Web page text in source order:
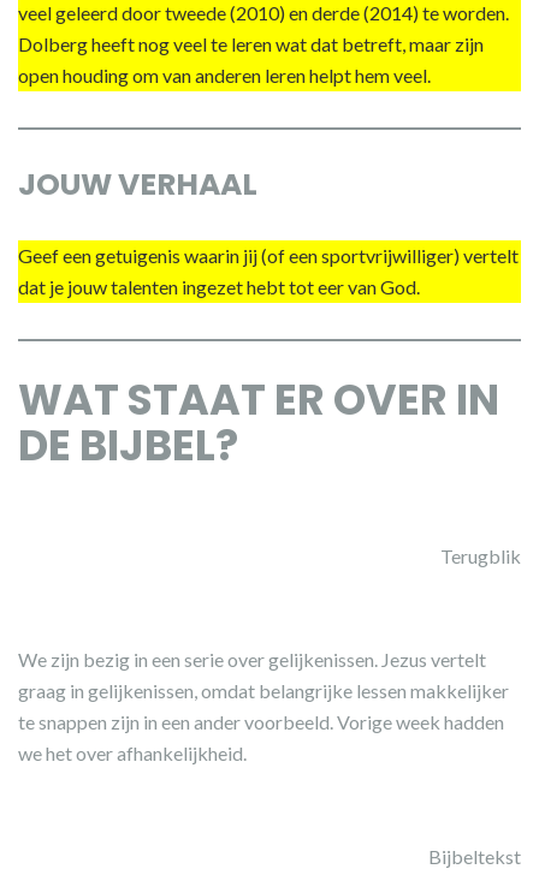
veel geleerd door tweede (2010) en derde (2014) te worden.
Dolberg heeft nog veel te leren wat dat betreft, maar zijn
open houding om van anderen leren helpt hem veel.
JOUW VERHAAL
Geef een getuigenis waarin jij (of een sportvrijwilliger) vertelt
dat je jouw talenten ingezet hebt tot eer van God.
WAT STAAT ER OVER IN
DE BIJBEL?
Terugblik
We zijn bezig in een serie over gelijkenissen. Jezus vertelt
graag in gelijkenissen, omdat belangrijke lessen makkelijker
te snappen zijn in een ander voorbeeld. Vorige week hadden
we het over afhankelijkheid.
Bijbeltekst